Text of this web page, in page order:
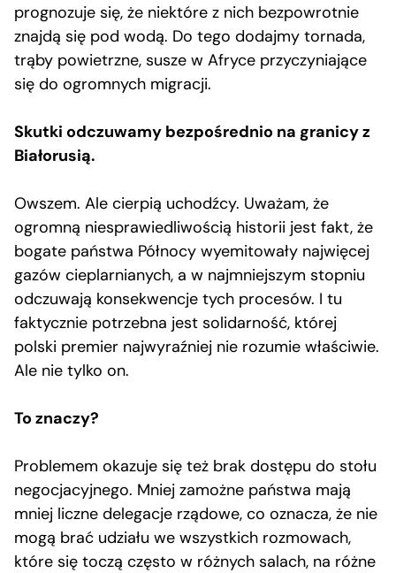
prognozuje się, że niektóre z nich bezpowrotnie
znajdą się pod wodą. Do tego dodajmy tornada,
trąby powietrzne, susze w Afryce przyczyniające
się do ogromnych migracji.
Skutki odczuwamy bezpośrednio na granicy z
Białorusią.
Owszem. Ale cierpią uchodźcy. Uważam, że
ogromną niesprawiedliwością historii jest fakt, że
bogate państwa Północy wyemitowały najwięcej
gazów cieplarnianych, a w najmniejszym stopniu
odczuwają konsekwencje tych procesów. I tu
faktycznie potrzebna jest solidarność, której
polski premier najwyraźniej nie rozumie właściwie.
Ale nie tylko on.
To znaczy?
Problemem okazuje się też brak dostępu do stołu
negocjacyjnego. Mniej zamożne państwa mają
mniej liczne delegacje rządowe, co oznacza, że nie
mogą brać udziału we wszystkich rozmowach,
które się toczą często w różnych salach, na różne